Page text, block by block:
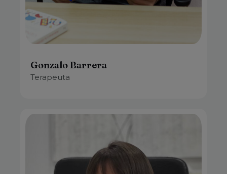
Gonzalo Barrera
Terapeuta